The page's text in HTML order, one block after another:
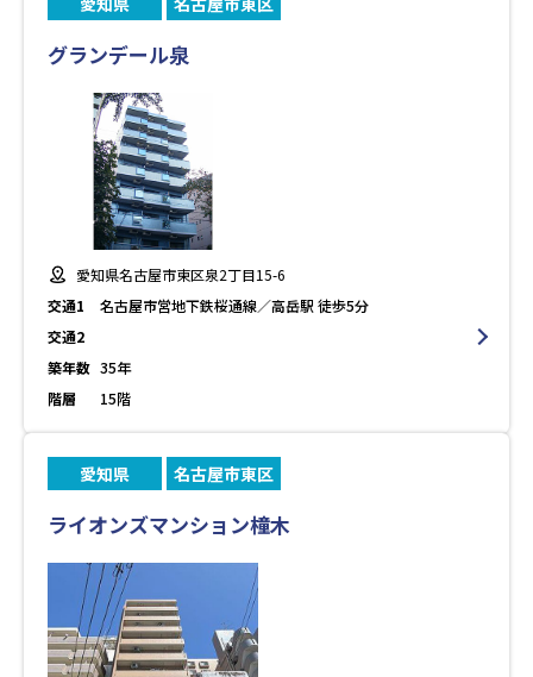
グランデール泉
愛知県名古屋市東区泉2丁目15-6
交通1
名古屋市営地下鉄桜通線／高岳駅 徒歩5分
交通2
築年数 35年
階層
15階
愛知県 名古屋市東区
ライオンズマンション橦木